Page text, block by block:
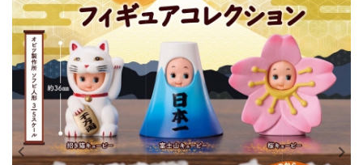
カプセルトイマシン本体
カプセルトイ
販促用空カプセル
レンタル